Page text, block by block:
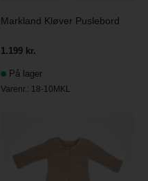
Markland Kløver Puslebord
1.199 kr.
På lager
Varenr.: 18-10MKL